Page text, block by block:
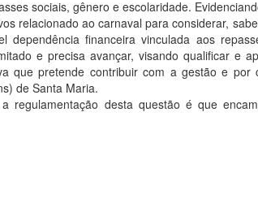
sociais, gênero e escolaridade.
relacionado ao carnaval para considerar,
dependência financeira vinculada aos
e precisa avançar, visando qualificar e
que pretende contribuir com a gestão e por
de Santa Maria.
regulamentação desta questão é que